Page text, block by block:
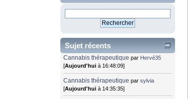
Sujet récents
Cannabis thérapeutique par Hervé35
[Aujourd'hui à 16:48:09]
Cannabis thérapeutique parsylvia
[Aujourd'hui à 14:35:35]